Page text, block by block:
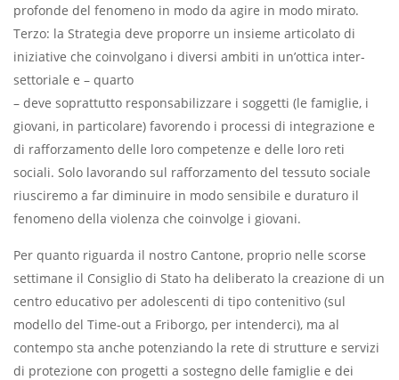
profonde del fenomeno in modo da agire in modo mirato.
Terzo: la Strategia deve proporre un insieme articolato di
iniziative che coinvolgano i diversi ambiti in un’ottica inter-
settoriale e – quarto
– deve soprattutto responsabilizzare i soggetti (le famiglie, i
giovani, in particolare) favorendo i processi di integrazione e
di rafforzamento delle loro competenze e delle loro reti
sociali. Solo lavorando sul rafforzamento del tessuto sociale
riusciremo a far diminuire in modo sensibile e duraturo il
fenomeno della violenza che coinvolge i giovani.
Per quanto riguarda il nostro Cantone, proprio nelle scorse
settimane il Consiglio di Stato ha deliberato la creazione di un
centro educativo per adolescenti di tipo contenitivo (sul
modello del Time-out a Friborgo, per intenderci), ma al
contempo sta anche potenziando la rete di strutture e servizi
di protezione con progetti a sostegno delle famiglie e dei